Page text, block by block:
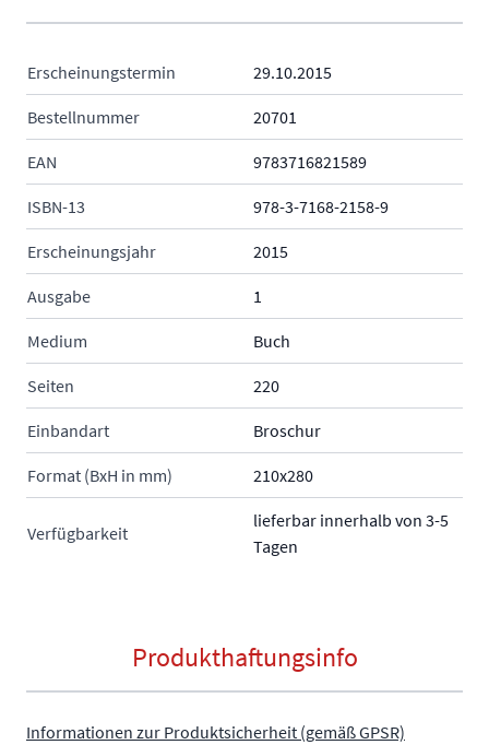
Erscheinungstermin 29.10.2015
Bestellnummer 20701
EAN 9783716821589
ISBN-13 978-3-7168-2158-9
Erscheinungsjahr 2015
Ausgabe 1
Medium Buch
Seiten 220
Einbandart Broschur
Format (BxH in mm) 210x280
Verfügbarkeit
lieferbar innerhalb von 3-5
Tagen
Produkthaftungsinfo
Informationen zur Produktsicherheit (gemäß GPSR)